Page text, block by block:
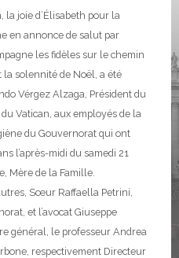
la joie d’Élisabeth pour la
en annonce de salut par
les fidèles sur le chemin
la solennité de Noël, a été
Vérgez Alzaga, Président du
Vatican, aux employés de la
du Gouvernorat qui ont
l’après-midi du samedi 21
Mère de la Famille.
Sœur Raffaella Petrini,
et l’avocat Giuseppe
général, le professeur Andrea
respectivement Directeur